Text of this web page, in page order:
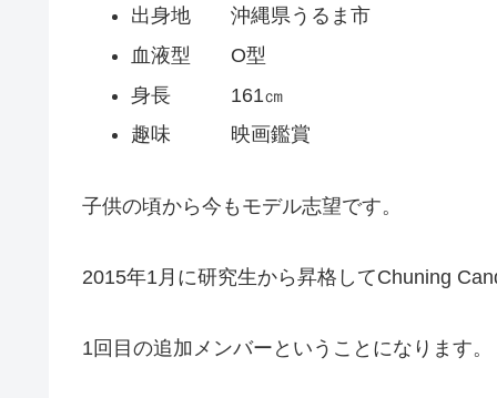
出身地 沖縄県うるま市
血液型 O型
身長 161㎝
趣味 映画鑑賞
子供の頃から今もモデル志望です。
2015年1月に研究生から昇格してChuning
1回目の追加メンバーということになります。